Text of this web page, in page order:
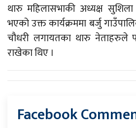
थारु महिलासभाकी अध्यक्ष सुशिला
भएको उक्त कार्यक्रममा बर्जु
चौधरी लगायतका थारु नेताहरुले
राखेका थिए ।
Facebook